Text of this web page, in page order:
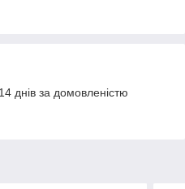
днів за домовленістю